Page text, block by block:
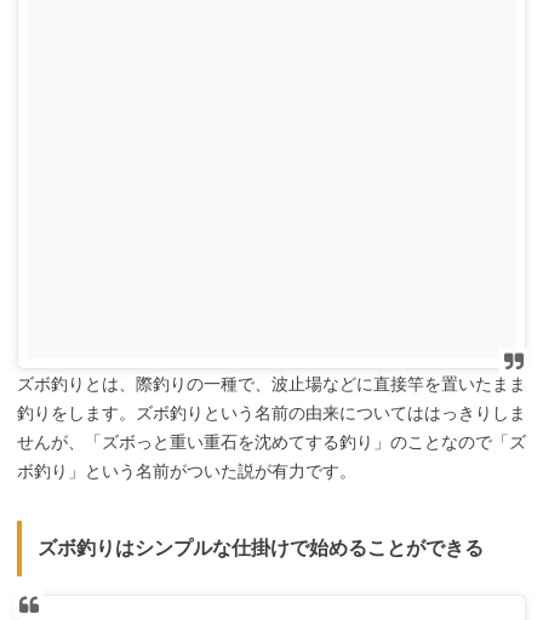
ズボ釣りとは、際釣りの一種で、波止場などに直接竿を置いたまま
釣りをします。ズボ釣りという名前の由来についてははっきりしま
せんが、「ズボっと重い重石を沈めてする釣り」のことなので「ズ
ボ釣り」という名前がついた説が有力です。
ズボ釣りはシンプルな仕掛けで始めることができる